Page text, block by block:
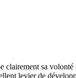
clairement sa
levier de